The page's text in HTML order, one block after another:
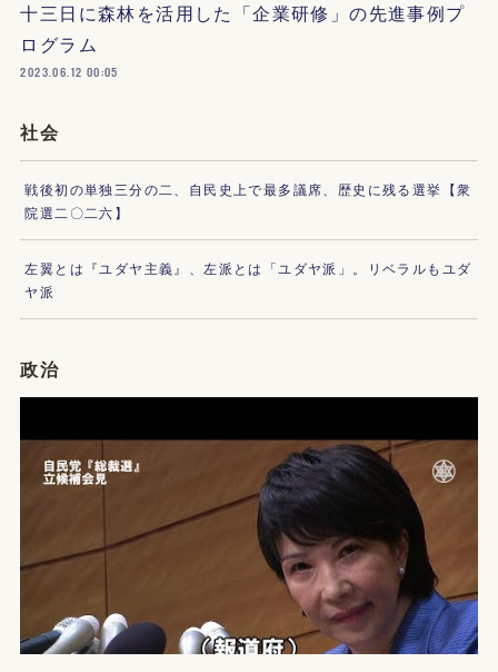
十三日に森林を活用した「企業研修」の先進事例プ
ログラム
2023.06.12 00:05
社会
戦後初の単独三分の二、自民史上で最多議席、歴史に残る選挙【衆
院選二〇二六】
左翼とは『ユダヤ主義』、左派とは「ユダヤ派」。リベラルもユダ
ヤ派
政治